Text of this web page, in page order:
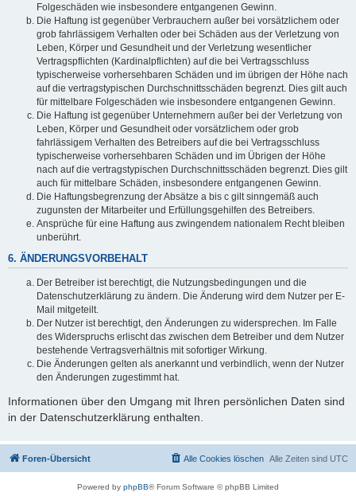
Folgeschäden wie insbesondere entgangenen Gewinn.
Die Haftung ist gegenüber Verbrauchern außer bei vorsätzlichem oder
grob fahrlässigem Verhalten oder bei Schäden aus der Verletzung von
Leben, Körper und Gesundheit und der Verletzung wesentlicher
Vertragspflichten (Kardinalpflichten) auf die bei Vertragsschluss
typischerweise vorhersehbaren Schäden und im übrigen der Höhe nach
auf die vertragstypischen Durchschnittsschäden begrenzt. Dies gilt auch
für mittelbare Folgeschäden wie insbesondere entgangenen Gewinn.
Die Haftung ist gegenüber Unternehmern außer bei der Verletzung von
Leben, Körper und Gesundheit oder vorsätzlichem oder grob
fahrlässigem Verhalten des Betreibers auf die bei Vertragsschluss
typischerweise vorhersehbaren Schäden und im Übrigen der Höhe
nach auf die vertragstypischen Durchschnittsschäden begrenzt. Dies gilt
auch für mittelbare Schäden, insbesondere entgangenen Gewinn.
Die Haftungsbegrenzung der Absätze a bis c gilt sinngemäß auch
zugunsten der Mitarbeiter und Erfüllungsgehilfen des Betreibers.
Ansprüche für eine Haftung aus zwingendem nationalem Recht bleiben
unberührt.
6. ÄNDERUNGSVORBEHALT
Der Betreiber ist berechtigt, die Nutzungsbedingungen und die
Datenschutzerklärung zu ändern. Die Änderung wird dem Nutzer per E-
Mail mitgeteilt.
Der Nutzer ist berechtigt, den Änderungen zu widersprechen. Im Falle
des Widerspruchs erlischt das zwischen dem Betreiber und dem Nutzer
bestehende Vertragsverhältnis mit sofortiger Wirkung.
Die Änderungen gelten als anerkannt und verbindlich, wenn der Nutzer
den Änderungen zugestimmt hat.
Informationen über den Umgang mit Ihren persönlichen Daten sind
in der Datenschutzerklärung enthalten.
Foren-Übersicht Alle Zeiten sind UTC
Alle Cookies löschen
Powered by phpBB® Forum Software © phpBB Limited